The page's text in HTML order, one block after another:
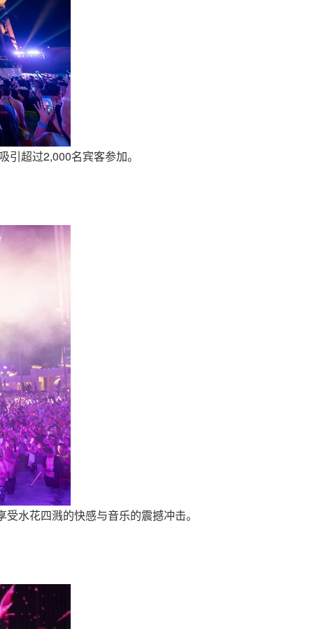
超过2,000名宾客参加。
水花四溅的快感与音乐的震撼冲击。